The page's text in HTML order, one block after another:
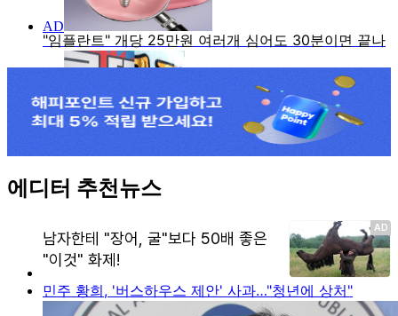
에디터 추천뉴스
민주 황희, '버스하우스 제안' 사과…"청년에 상처"